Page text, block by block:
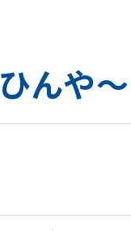
んや